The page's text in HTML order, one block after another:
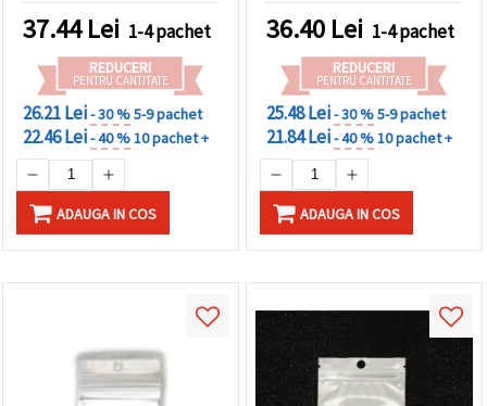
set de 100
37.44Lei 1-4 pachet
REDUCERI
PENTRU CANTITATE
26.21 Lei- 30 %5-9 pachet
22.46 Lei- 40 %10 pachet +
ADAUGA IN COS
36.40 Lei 1-4 pachet
REDUCERI
PENTRU CANTITATE
25.48 Lei- 30 %5-9 pachet
21.84 Lei- 40 %10 pachet +
ADAUGA IN COS